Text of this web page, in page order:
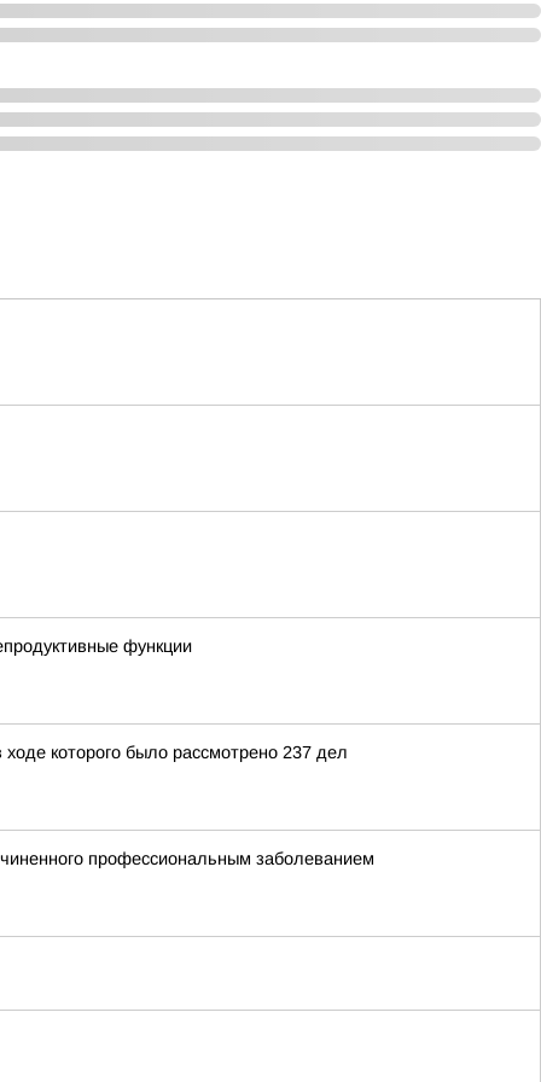
функции
которого было рассмотрено 237 дел
профессиональным заболеванием